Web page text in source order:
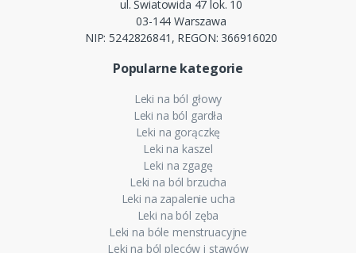
ul. Światowida 47 lok. 10
03-144 Warszawa
NIP: 5242826841, REGON: 366916020
Popularne kategorie
Leki na ból głowy
Leki na ból gardła
Leki na gorączkę
Leki na kaszel
Leki na zgagę
Leki na ból brzucha
Leki na zapalenie ucha
Leki na ból zęba
Leki na bóle menstruacyjne
Leki na ból pleców i stawów